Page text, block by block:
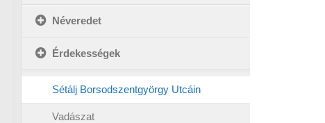
Néveredet
Érdekességek
Sétálj Borsodszentgyörgy Utcáin
Vadászat